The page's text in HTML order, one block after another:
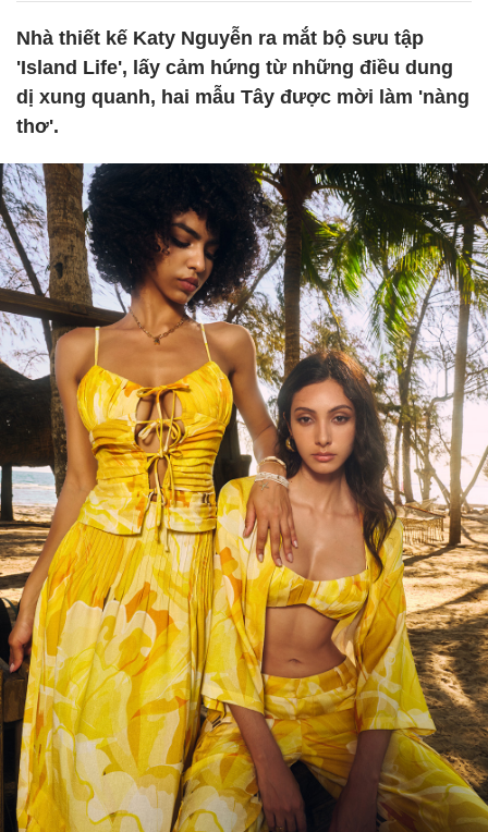
Nhà thiết kế Katy Nguyễn ra mắt bộ sưu tập
'Island Life', lấy cảm hứng từ những điều dung
dị xung quanh, hai mẫu Tây được mời làm 'nàng
thơ'.